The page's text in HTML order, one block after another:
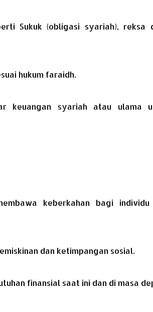
Sukuk (obligasi syariah), reksa
hukum faraidh.
keuangan syariah atau ulama
keberkahan bagi individu
dan ketimpangan sosial.
finansial saat ini dan di masa